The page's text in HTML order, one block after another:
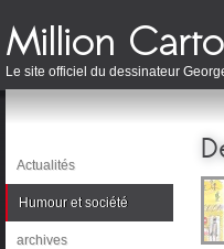
Le site officiel du dessinateur
Actualités
Humour et société
archives